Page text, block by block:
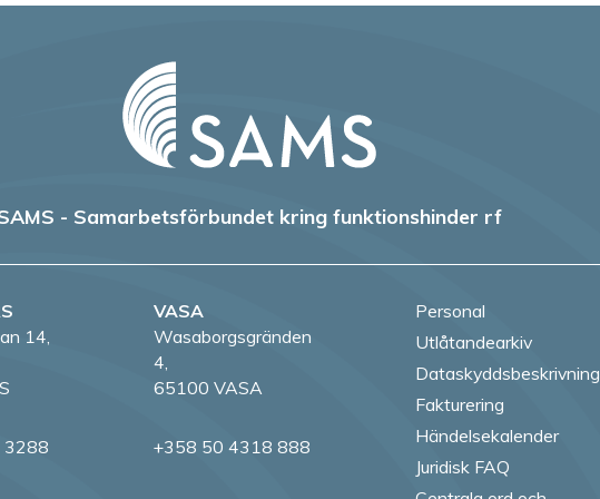
- Samarbetsförbundet kring funktionshinder rf
14,
3288
VASA
Wasaborgsgränden
4,
65100 VASA
+358 50 4318 888
Personal
Utlåtandearkiv
Dataskyddsbeskrivning
Fakturering
Händelsekalender
Juridisk FAQ